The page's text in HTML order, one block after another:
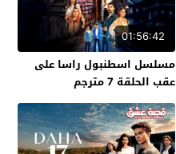
01:56:42
مسلسل اسطنبول راسا على
عقب الحلقة 7 مترجم